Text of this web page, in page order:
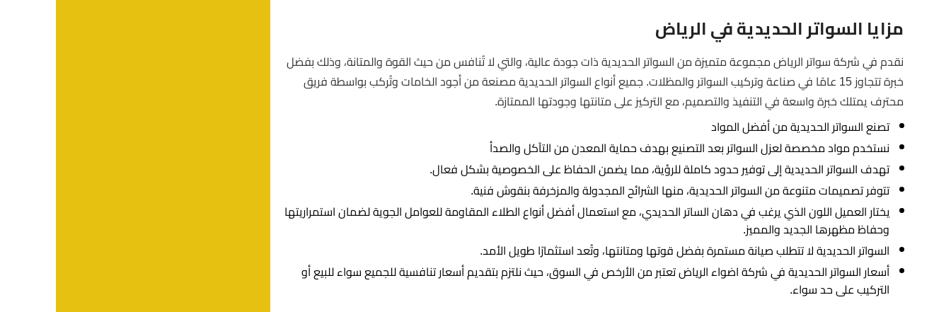
مزايا السواتر الحديدية في الرياض
نقدم في شركة سواتر الرياض مجموعة متميزة من السواتر الحديدية ذات جودة عالية، والتي لا تُنافس من حيث القوة والمتانة، وذلك بفضل
خبرة تتجاوز 15 عامًا في صناعة وتركيب السواتر والمظلات. جميع أنواع السواتر الحديدية مصنعة من أجود الخامات وتُركب بواسطة فريق
محترف يمتلك خبرة واسعة في التنفيذ والتصميم، مع التركيز على متانتها وجودتها الممتازة.
تصنع السواتر الحديدية من أفضل المواد
نستخدم مواد مخصصة لعزل السواتر بعد التصنيع بهدف حماية المعدن من التآكل والصدأ
تهدف السواتر الحديدية إلى توفير حدود كاملة للرؤية، مما يضمن الحفاظ على الخصوصية بشكل فعال.
تتوفر تصميمات متنوعة من السواتر الحديدية، منها الشرائح المجدولة والمزخرفة بنقوش فنية.
يختار العميل اللون الذي يرغب في دهان الساتر الحديدي، مع استعمال أفضل أنواع الطلاء المقاومة للعوامل الجوية لضمان استمراريتها
وحفاظ مظهرها الجديد والمميز.
السواتر الحديدية لا تتطلب صيانة مستمرة بفضل قوتها ومتانتها، وتُعد استثمارًا طويل الأمد.
أسعار السواتر الحديدية في شركة اضواء الرياض تعتبر من الأرخص في السوق، حيث نلتزم بتقديم أسعار تنافسية للجميع سواء للبيع أو
التركيب على حد سواء.